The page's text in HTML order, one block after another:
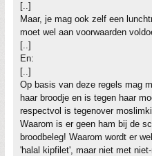
[..]
Maar, je mag ook zelf een
moet wel aan voorwaarden
[..]
En:
[..]
Op basis van deze regels mag
haar broodje en is tegen haar
respectvol is tegenover
Waarom is er geen ham bij de
broodbeleg! Waarom wordt er
'halal kipfilet', maar niet met